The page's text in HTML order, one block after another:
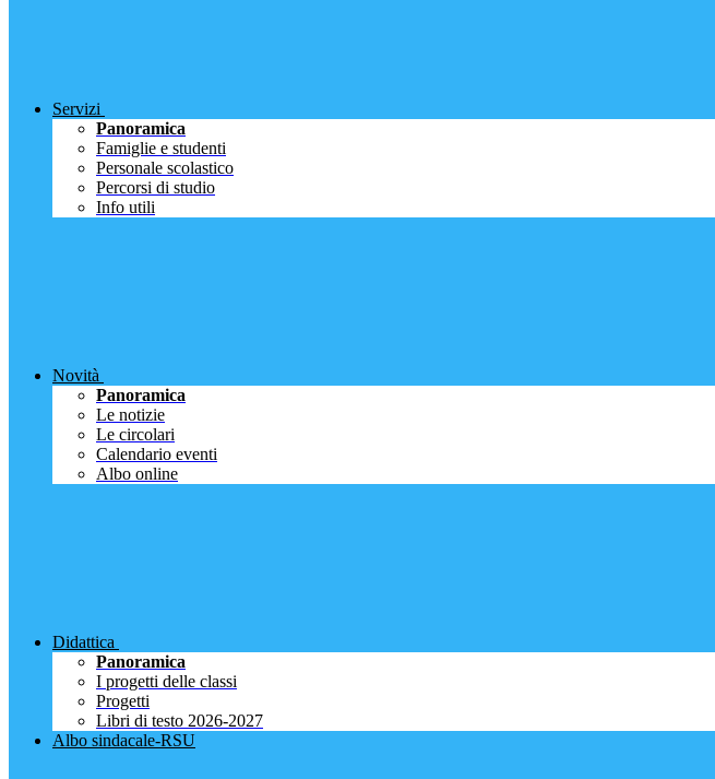
Servizi
Panoramica
Famiglie e studenti
Personale scolastico
Percorsi di studio
Info utili
Novità
Panoramica
Le notizie
Le circolari
Calendario eventi
Albo online
Didattica
Panoramica
I progetti delle classi
Progetti
Libri di testo 2026-2027
Albo sindacale-RSU